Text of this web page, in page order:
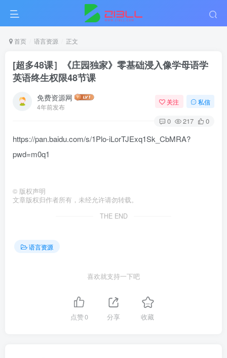
首页 语言资源 正文
[超多48课］《庄园独家》零基础浸入像学母语学
英语终生权限48节课
免费资源网
4年前发布
关注 私信
0 217 0
https://pan.baidu.com/s/1Plo-iLorTJExq1Sk_CbMRA?
pwd=m0q1
© 版权声明
文章版权归作者所有，未经允许请勿转载。
THE END
语言资源
喜欢就支持一下吧
点赞0 分享 收藏